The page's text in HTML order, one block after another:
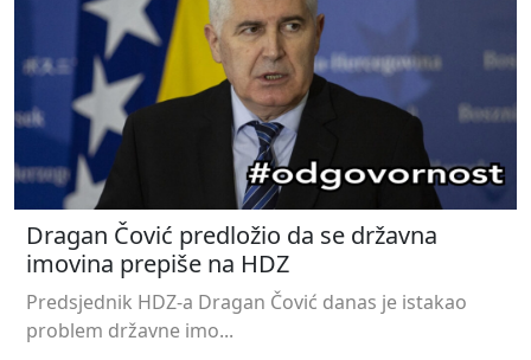
Dragan Čović predložio da se državna
imovina prepiše na HDZ
Predsjednik HDZ-a Dragan Čović danas je istakao
problem državne imo...